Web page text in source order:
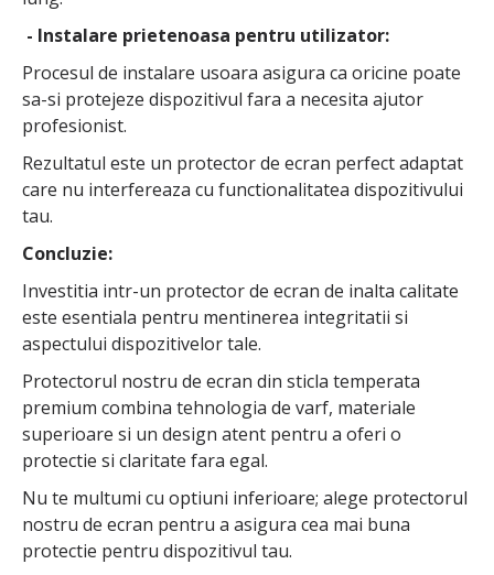
- Instalare prietenoasa pentru utilizator:
Procesul de instalare usoara asigura ca oricine poate
sa-si protejeze dispozitivul fara a necesita ajutor
profesionist.
Rezultatul este un protector de ecran perfect adaptat
care nu interfereaza cu functionalitatea dispozitivului
tau.
Concluzie:
Investitia intr-un protector de ecran de inalta calitate
este esentiala pentru mentinerea integritatii si
aspectului dispozitivelor tale.
Protectorul nostru de ecran din sticla temperata
premium combina tehnologia de varf, materiale
superioare si un design atent pentru a oferi o
protectie si claritate fara egal.
Nu te multumi cu optiuni inferioare; alege protectorul
nostru de ecran pentru a asigura cea mai buna
protectie pentru dispozitivul tau.